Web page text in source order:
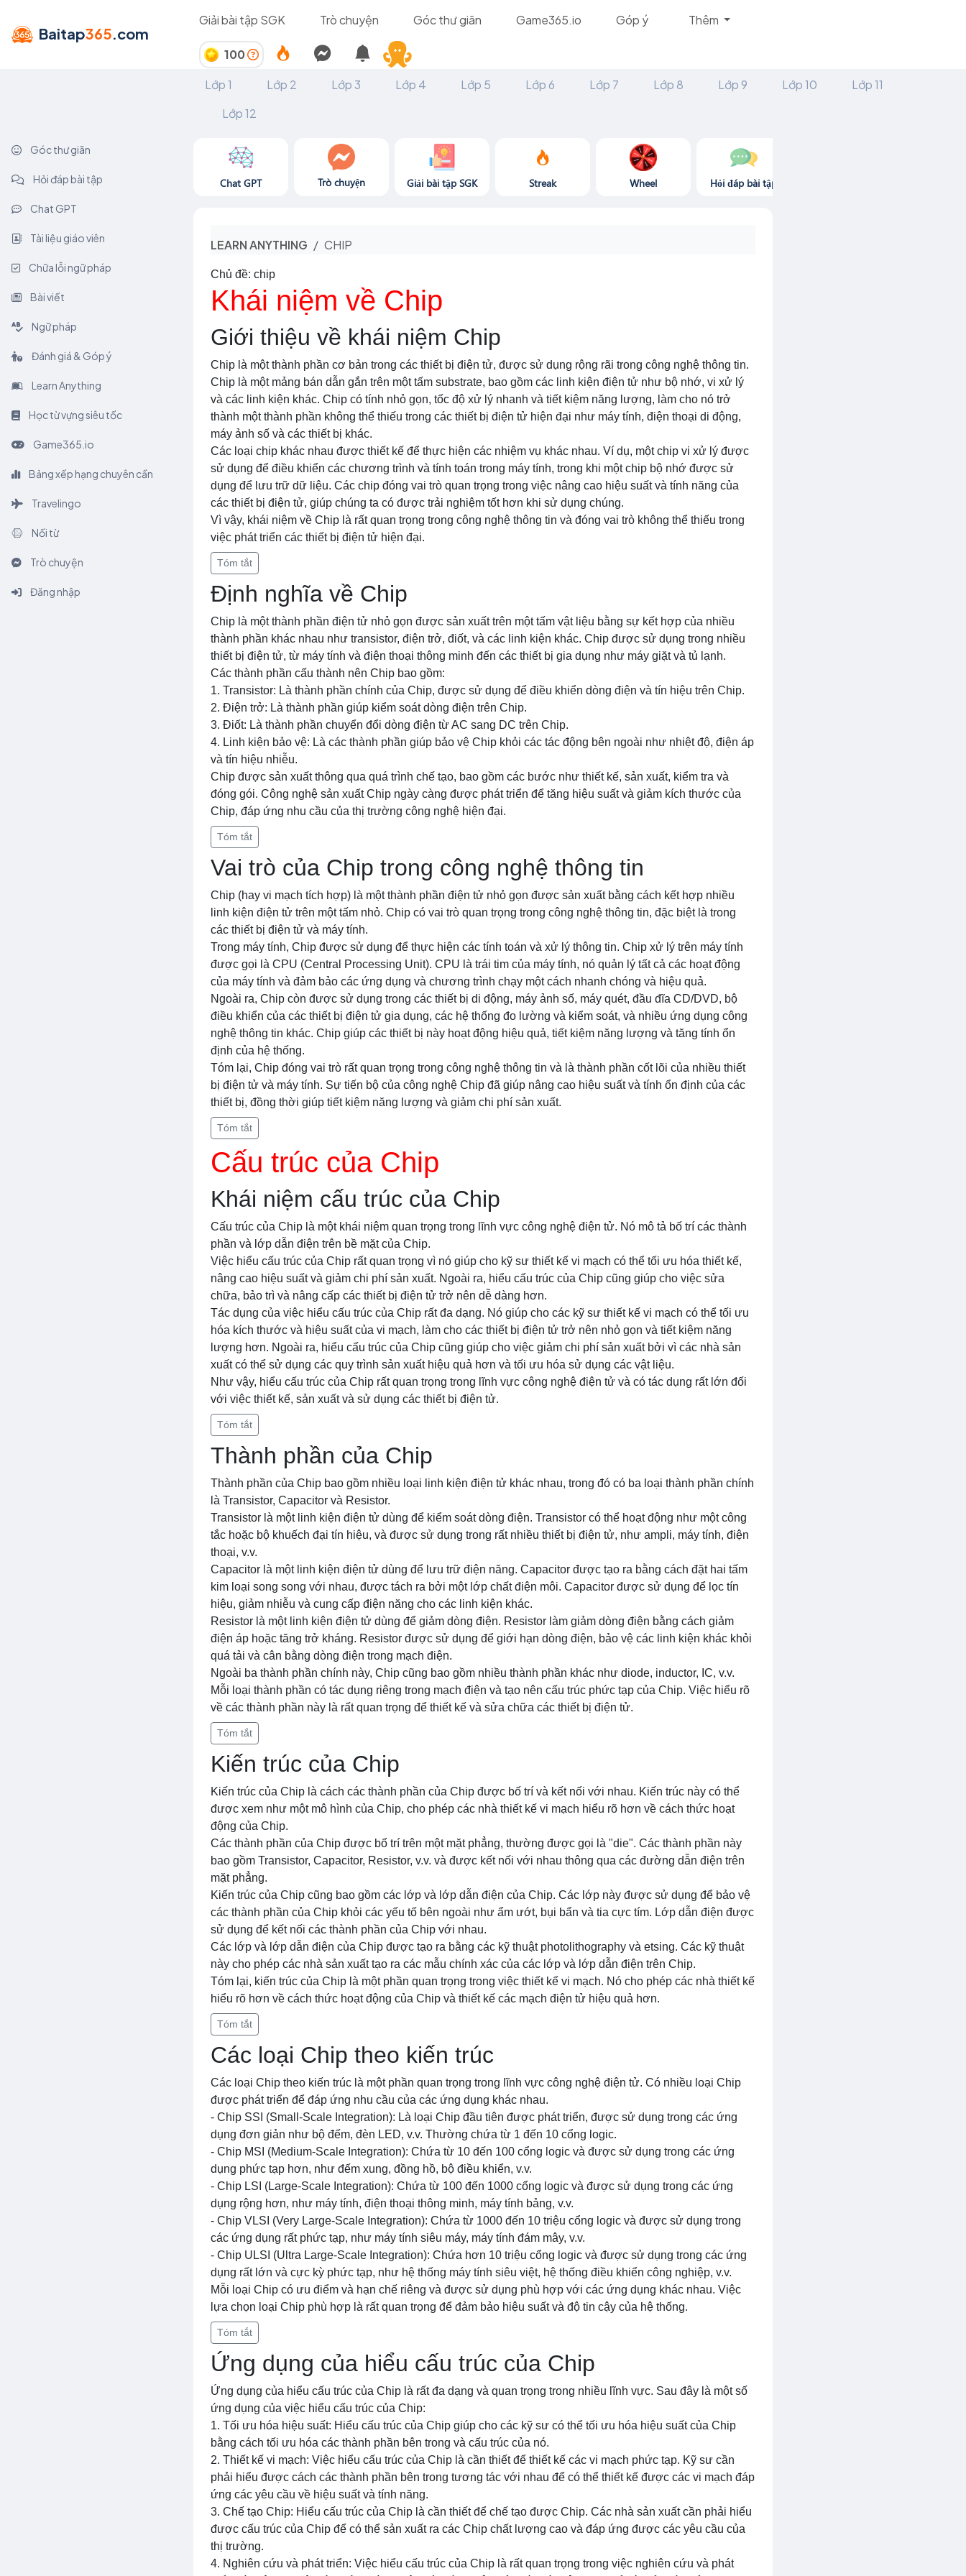
Baitap365.com
Giải bài tập SGK Trò chuyện Góc thư giãn Game365.io Góp ý Thêm
100
Lớp 1
Lớp 2 Lớp 3 Lớp 4 Lớp 5 Lớp 6 Lớp 7 Lớp 8 Lớp 9 Lớp 10
Lớp 11
Lớp 12
Góc thư giãn
Hỏi đáp bài tập
Chat GPT
Tài liệu giáo viên
Chữa lỗi ngữ pháp
Bài viết
Ngữ pháp
Đánh giá & Góp ý
Learn Anything
Học từ vựng siêu tốc
Game365.io
Bảng xếp hạng chuyên cần
Travelingo
Nối từ
Trò chuyện
Đăng nhập
Chat GPT Trò chuyện Giải bài tập SGK Streak Wheel Hỏi đáp bài tập
LEARN ANYTHING CHIP
Chủ đề: chip
Khái niệm về Chip
Giới thiệu về khái niệm Chip
Chip là một thành phần cơ bản trong các thiết bị điện tử, được sử dụng rộng rãi trong công nghệ thông tin.
Chip là một mảng bán dẫn gắn trên một tấm substrate, bao gồm các linh kiện điện tử như bộ nhớ, vi xử lý
và các linh kiện khác. Chip có tính nhỏ gọn, tốc độ xử lý nhanh và tiết kiệm năng lượng, làm cho nó trở
thành một thành phần không thể thiếu trong các thiết bị điện tử hiện đại như máy tính, điện thoại di động,
máy ảnh số và các thiết bị khác.
Các loại chip khác nhau được thiết kế để thực hiện các nhiệm vụ khác nhau. Ví dụ, một chip vi xử lý được
sử dụng để điều khiển các chương trình và tính toán trong máy tính, trong khi một chip bộ nhớ được sử
dụng để lưu trữ dữ liệu. Các chip đóng vai trò quan trọng trong việc nâng cao hiệu suất và tính năng của
các thiết bị điện tử, giúp chúng ta có được trải nghiệm tốt hơn khi sử dụng chúng.
Vì vậy, khái niệm về Chip là rất quan trọng trong công nghệ thông tin và đóng vai trò không thể thiếu trong
việc phát triển các thiết bị điện tử hiện đại.
Tóm tắt
Định nghĩa về Chip
Chip là một thành phần điện tử nhỏ gọn được sản xuất trên một tấm vật liệu bằng sự kết hợp của nhiều
thành phần khác nhau như transistor, điện trở, điốt, và các linh kiện khác. Chip được sử dụng trong nhiều
thiết bị điện tử, từ máy tính và điện thoại thông minh đến các thiết bị gia dụng như máy giặt và tủ lạnh.
Các thành phần cấu thành nên Chip bao gồm:
1. Transistor: Là thành phần chính của Chip, được sử dụng để điều khiển dòng điện và tín hiệu trên Chip.
2. Điện trở: Là thành phần giúp kiểm soát dòng điện trên Chip.
3. Điốt: Là thành phần chuyển đổi dòng điện từ AC sang DC trên Chip.
4. Linh kiện bảo vệ: Là các thành phần giúp bảo vệ Chip khỏi các tác động bên ngoài như nhiệt độ, điện áp
và tín hiệu nhiễu.
Chip được sản xuất thông qua quá trình chế tạo, bao gồm các bước như thiết kế, sản xuất, kiểm tra và
đóng gói. Công nghệ sản xuất Chip ngày càng được phát triển để tăng hiệu suất và giảm kích thước của
Chip, đáp ứng nhu cầu của thị trường công nghệ hiện đại.
Tóm tắt
Vai trò của Chip trong công nghệ thông tin
Chip (hay vi mạch tích hợp) là một thành phần điện tử nhỏ gọn được sản xuất bằng cách kết hợp nhiều
linh kiện điện tử trên một tấm nhỏ. Chip có vai trò quan trọng trong công nghệ thông tin, đặc biệt là trong
các thiết bị điện tử và máy tính.
Trong máy tính, Chip được sử dụng để thực hiện các tính toán và xử lý thông tin. Chip xử lý trên máy tính
được gọi là CPU (Central Processing Unit). CPU là trái tim của máy tính, nó quản lý tất cả các hoạt động
của máy tính và đảm bảo các ứng dụng và chương trình chạy một cách nhanh chóng và hiệu quả.
Ngoài ra, Chip còn được sử dụng trong các thiết bị di động, máy ảnh số, máy quét, đầu đĩa CD/DVD, bộ
điều khiển của các thiết bị điện tử gia dụng, các hệ thống đo lường và kiểm soát, và nhiều ứng dụng công
nghệ thông tin khác. Chip giúp các thiết bị này hoạt động hiệu quả, tiết kiệm năng lượng và tăng tính ổn
định của hệ thống.
Tóm lại, Chip đóng vai trò rất quan trọng trong công nghệ thông tin và là thành phần cốt lõi của nhiều thiết
bị điện tử và máy tính. Sự tiến bộ của công nghệ Chip đã giúp nâng cao hiệu suất và tính ổn định của các
thiết bị, đồng thời giúp tiết kiệm năng lượng và giảm chi phí sản xuất.
Tóm tắt
Cấu trúc của Chip
Khái niệm cấu trúc của Chip
Cấu trúc của Chip là một khái niệm quan trọng trong lĩnh vực công nghệ điện tử. Nó mô tả bố trí các thành
phần và lớp dẫn điện trên bề mặt của Chip.
Việc hiểu cấu trúc của Chip rất quan trọng vì nó giúp cho kỹ sư thiết kế vi mạch có thể tối ưu hóa thiết kế,
nâng cao hiệu suất và giảm chi phí sản xuất. Ngoài ra, hiểu cấu trúc của Chip cũng giúp cho việc sửa
chữa, bảo trì và nâng cấp các thiết bị điện tử trở nên dễ dàng hơn.
Tác dụng của việc hiểu cấu trúc của Chip rất đa dạng. Nó giúp cho các kỹ sư thiết kế vi mạch có thể tối ưu
hóa kích thước và hiệu suất của vi mạch, làm cho các thiết bị điện tử trở nên nhỏ gọn và tiết kiệm năng
lượng hơn. Ngoài ra, hiểu cấu trúc của Chip cũng giúp cho việc giảm chi phí sản xuất bởi vì các nhà sản
xuất có thể sử dụng các quy trình sản xuất hiệu quả hơn và tối ưu hóa sử dụng các vật liệu.
Như vậy, hiểu cấu trúc của Chip rất quan trọng trong lĩnh vực công nghệ điện tử và có tác dụng rất lớn đối
với việc thiết kế, sản xuất và sử dụng các thiết bị điện tử.
Tóm tắt
Thành phần của Chip
Thành phần của Chip bao gồm nhiều loại linh kiện điện tử khác nhau, trong đó có ba loại thành phần chính
là Transistor, Capacitor và Resistor.
Transistor là một linh kiện điện tử dùng để kiểm soát dòng điện. Transistor có thể hoạt động như một công
tắc hoặc bộ khuếch đại tín hiệu, và được sử dụng trong rất nhiều thiết bị điện tử, như ampli, máy tính, điện
thoại, v.v.
Capacitor là một linh kiện điện tử dùng để lưu trữ điện năng. Capacitor được tạo ra bằng cách đặt hai tấm
kim loại song song với nhau, được tách ra bởi một lớp chất điện môi. Capacitor được sử dụng để lọc tín
hiệu, giảm nhiễu và cung cấp điện năng cho các linh kiện khác.
Resistor là một linh kiện điện tử dùng để giảm dòng điện. Resistor làm giảm dòng điện bằng cách giảm
điện áp hoặc tăng trở kháng. Resistor được sử dụng để giới hạn dòng điện, bảo vệ các linh kiện khác khỏi
quá tải và cân bằng dòng điện trong mạch điện.
Ngoài ba thành phần chính này, Chip cũng bao gồm nhiều thành phần khác như diode, inductor, IC, v.v.
Mỗi loại thành phần có tác dụng riêng trong mạch điện và tạo nên cấu trúc phức tạp của Chip. Việc hiểu rõ
về các thành phần này là rất quan trọng để thiết kế và sửa chữa các thiết bị điện tử.
Tóm tắt
Kiến trúc của Chip
Kiến trúc của Chip là cách các thành phần của Chip được bố trí và kết nối với nhau. Kiến trúc này có thể
được xem như một mô hình của Chip, cho phép các nhà thiết kế vi mạch hiểu rõ hơn về cách thức hoạt
động của Chip.
Các thành phần của Chip được bố trí trên một mặt phẳng, thường được gọi là "die". Các thành phần này
bao gồm Transistor, Capacitor, Resistor, v.v. và được kết nối với nhau thông qua các đường dẫn điện trên
mặt phẳng.
Kiến trúc của Chip cũng bao gồm các lớp và lớp dẫn điện của Chip. Các lớp này được sử dụng để bảo vệ
các thành phần của Chip khỏi các yếu tố bên ngoài như ẩm ướt, bụi bẩn và tia cực tím. Lớp dẫn điện được
sử dụng để kết nối các thành phần của Chip với nhau.
Các lớp và lớp dẫn điện của Chip được tạo ra bằng các kỹ thuật photolithography và etsing. Các kỹ thuật
này cho phép các nhà sản xuất tạo ra các mẫu chính xác của các lớp và lớp dẫn điện trên Chip.
Tóm lại, kiến trúc của Chip là một phần quan trọng trong việc thiết kế vi mạch. Nó cho phép các nhà thiết kế
hiểu rõ hơn về cách thức hoạt động của Chip và thiết kế các mạch điện tử hiệu quả hơn.
Tóm tắt
Các loại Chip theo kiến trúc
Các loại Chip theo kiến trúc là một phần quan trọng trong lĩnh vực công nghệ điện tử. Có nhiều loại Chip
được phát triển để đáp ứng nhu cầu của các ứng dụng khác nhau.
- Chip SSI (Small-Scale Integration): Là loại Chip đầu tiên được phát triển, được sử dụng trong các ứng
dụng đơn giản như bộ đếm, đèn LED, v.v. Thường chứa từ 1 đến 10 cổng logic.
- Chip MSI (Medium-Scale Integration): Chứa từ 10 đến 100 cổng logic và được sử dụng trong các ứng
dụng phức tạp hơn, như đếm xung, đồng hồ, bộ điều khiển, v.v.
- Chip LSI (Large-Scale Integration): Chứa từ 100 đến 1000 cổng logic và được sử dụng trong các ứng
dụng rộng hơn, như máy tính, điện thoại thông minh, máy tính bảng, v.v.
- Chip VLSI (Very Large-Scale Integration): Chứa từ 1000 đến 10 triệu cổng logic và được sử dụng trong
các ứng dụng rất phức tạp, như máy tính siêu máy, máy tính đám mây, v.v.
- Chip ULSI (Ultra Large-Scale Integration): Chứa hơn 10 triệu cổng logic và được sử dụng trong các ứng
dụng rất lớn và cực kỳ phức tạp, như hệ thống máy tính siêu việt, hệ thống điều khiển công nghiệp, v.v.
Mỗi loại Chip có ưu điểm và hạn chế riêng và được sử dụng phù hợp với các ứng dụng khác nhau. Việc
lựa chọn loại Chip phù hợp là rất quan trọng để đảm bảo hiệu suất và độ tin cậy của hệ thống.
Tóm tắt
Ứng dụng của hiểu cấu trúc của Chip
Ứng dụng của hiểu cấu trúc của Chip là rất đa dạng và quan trọng trong nhiều lĩnh vực. Sau đây là một số
ứng dụng của việc hiểu cấu trúc của Chip:
1. Tối ưu hóa hiệu suất: Hiểu cấu trúc của Chip giúp cho các kỹ sư có thể tối ưu hóa hiệu suất của Chip
bằng cách tối ưu hóa các thành phần bên trong và cấu trúc của nó.
2. Thiết kế vi mạch: Việc hiểu cấu trúc của Chip là cần thiết để thiết kế các vi mạch phức tạp. Kỹ sư cần
phải hiểu được cách các thành phần bên trong tương tác với nhau để có thể thiết kế được các vi mạch đáp
ứng các yêu cầu về hiệu suất và tính năng.
3. Chế tạo Chip: Hiểu cấu trúc của Chip là cần thiết để chế tạo được Chip. Các nhà sản xuất cần phải hiểu
được cấu trúc của Chip để có thể sản xuất ra các Chip chất lượng cao và đáp ứng được các yêu cầu của
thị trường.
4. Nghiên cứu và phát triển: Việc hiểu cấu trúc của Chip là rất quan trọng trong việc nghiên cứu và phát